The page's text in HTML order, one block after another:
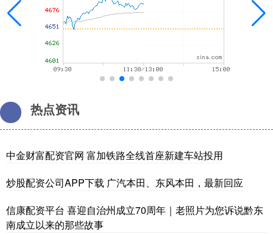
热点资讯
中金财富配资官网 富加铁路全线首座新建车站投用
炒股配资公司APP下载 广汽本田、东风本田，最新回应
信康配资平台 喜迎自治州成立70周年｜老照片为您诉说黔东
南成立以来的那些故事